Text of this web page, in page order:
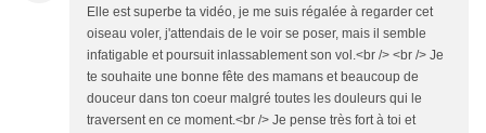
Elle est superbe ta vidéo, je me suis régalée à regarder cet
oiseau voler, j'attendais de le voir se poser, mais il semble
infatigable et poursuit inlassablement son vol.<br /> <br /> Je
te souhaite une bonne fête des mamans et beaucoup de
douceur dans ton coeur malgré toutes les douleurs qui le
traversent en ce moment.<br /> Je pense très fort à toi et